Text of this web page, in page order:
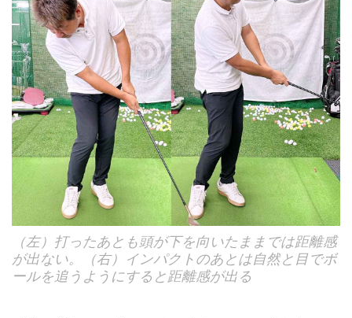
（左）打ったあとも頭が下を向いたままでは距離感
が出ない。（右）インパクトのあとは自然と目でボ
ールを追うようにすると距離感が出る